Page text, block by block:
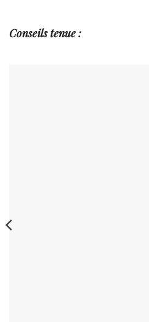
Conseilstenue :